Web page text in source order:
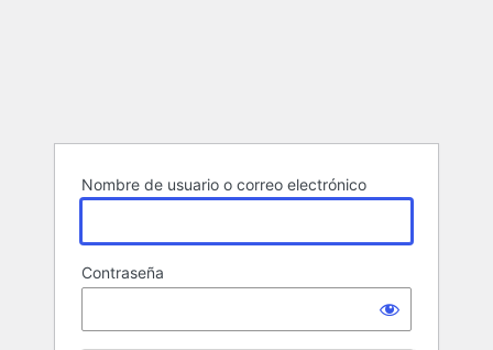
Nombre de usuario o correo electrónico
Contraseña